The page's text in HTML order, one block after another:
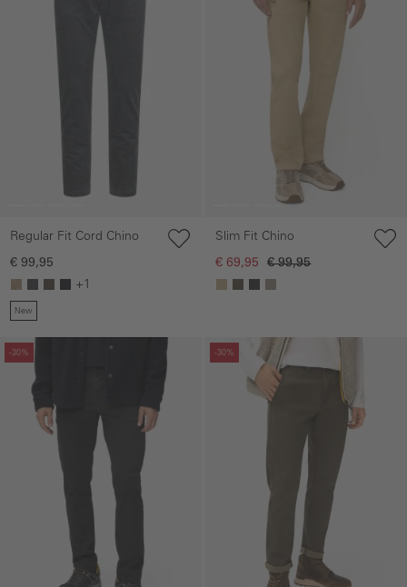
Regular Fit Cord Chino
€ 99,95
+1
New
Slim Fit Chino
€ 69,95 € 99,95
-30%
overslaan
-30%
Galerie overslaan